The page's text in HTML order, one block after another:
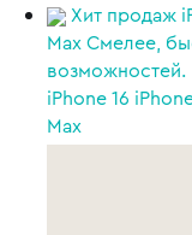
Хит продаж
MaxСмелее,
возможностей.
iPhone 16
Max